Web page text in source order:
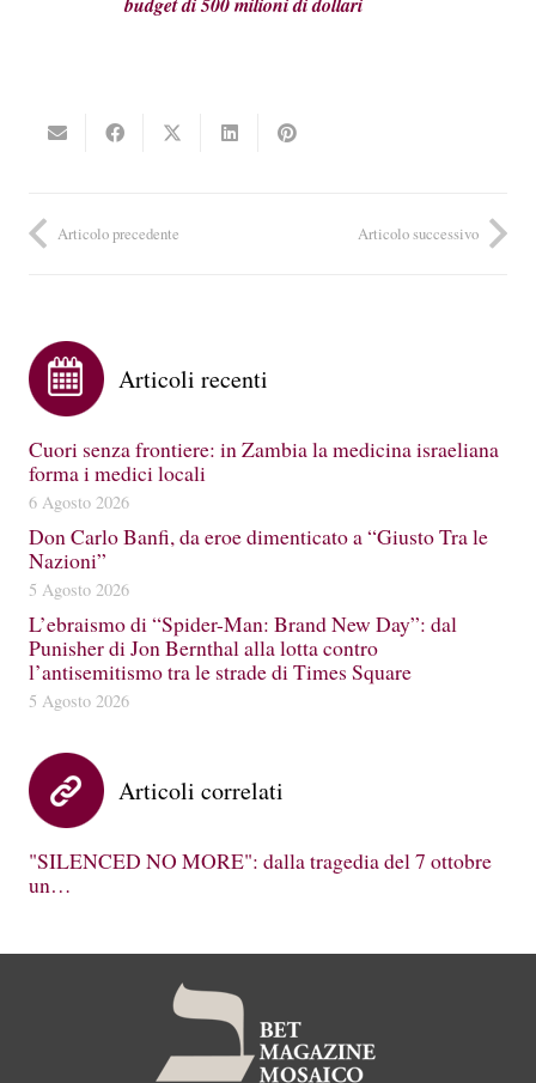
Articolo precedente Articolo successivo
Articoli recenti
Cuori senza frontiere: in Zambia la medicina israeliana
forma i medici locali
6 Agosto 2026
Don Carlo Banfi, da eroe dimenticato a “Giusto Tra le
Nazioni”
5 Agosto 2026
L’ebraismo di “Spider-Man: Brand New Day”: dal
Punisher di Jon Bernthal alla lotta contro
l’antisemitismo tra le strade di Times Square
5 Agosto 2026
Articoli correlati
"SILENCED NO MORE": dalla tragedia del 7 ottobre
un…